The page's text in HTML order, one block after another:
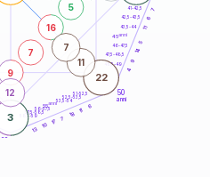
50
anni
60
41-42,5
42,5-43,5
43,5-44
46-47,5
47,5-48,5
48,5-49
51-52,5
52,5-53,5
53,5-54
56-57,5
57,5-58,5
58,5-59
7
6
11
5
14
9
4
6
11
18
7
17
10
13
3
22
9
7
16
5
12
11
7
45anni
55anni